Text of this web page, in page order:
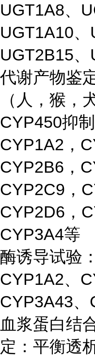
UGT1A8、
UGT1A10、
UGT2B15
代谢产物鉴
（人，猴，
CYP450抑制
CYP1A2，
CYP2B6，
CYP2C9，
CYP2D6，
CYP3A4等
酶诱导试验
CYP1A2、
CYP3A43、
血浆蛋白结
定：平衡透